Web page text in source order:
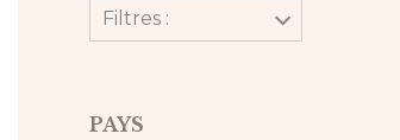
Filtres :
PAYS